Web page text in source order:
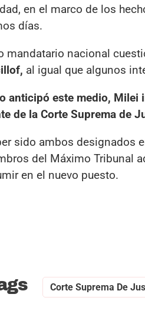
en el marco de los
días.
mandatario nacional
al igual que algunos
anticipó este medio,
de la Corte Suprema de
sido ambos designados
del Máximo Tribunal
en el nuevo puesto.
Corte Suprema De